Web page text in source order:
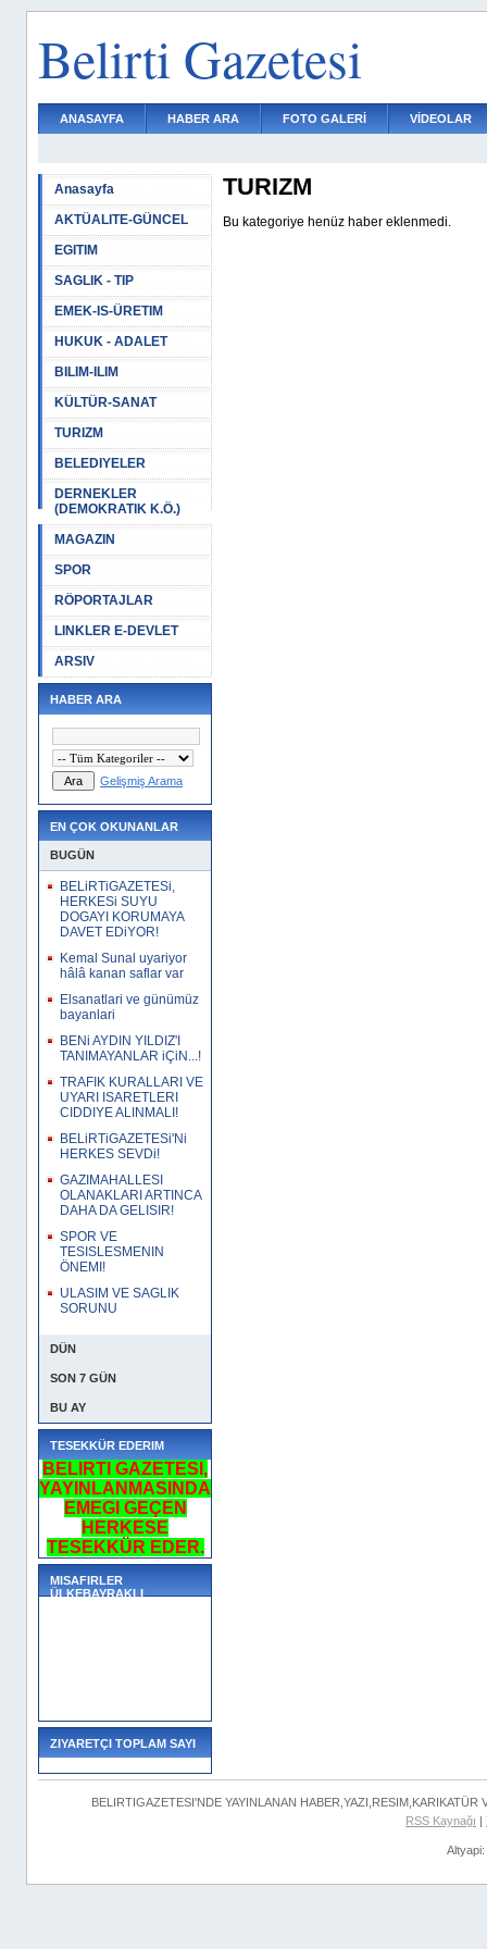
Belirti Gazetesi
ANASAYFA HABER ARA FOTO GALERİ VİDEOLAR
Anasayfa
AKTÜALITE-GÜNCEL
EGITIM
SAGLIK - TIP
EMEK-IS-ÜRETIM
HUKUK - ADALET
BILIM-ILIM
KÜLTÜR-SANAT
TURIZM
BELEDIYELER
DERNEKLER
(DEMOKRATIK K.Ö.)
MAGAZIN
SPOR
RÖPORTAJLAR
LINKLER E-DEVLET
ARSIV
HABER ARA
Gelişmiş Arama
EN ÇOK OKUNANLAR
BUGÜN
BELiRTiGAZETESi,
HERKESi SUYU
DOGAYI KORUMAYA
DAVET EDiYOR!
Kemal Sunal uyariyor
hâlâ kanan saflar var
Elsanatlari ve günümüz
bayanlari
BENi AYDIN YILDIZ'I
TANIMAYANLAR iÇiN...!
TRAFIK KURALLARI VE
UYARI ISARETLERI
CIDDIYE ALINMALI!
BELiRTiGAZETESi'Ni
HERKES SEVDi!
GAZIMAHALLESI
OLANAKLARI ARTINCA
DAHA DA GELISIR!
SPOR VE
TESISLESMENIN
ÖNEMI!
ULASIM VE SAGLIK
SORUNU
DÜN
SON 7 GÜN
BU AY
TESEKKÜR EDERIM
BELIRTI GAZETESI,
YAYINLANMASINDA
EMEGI GEÇEN
HERKESE
TESEKKÜR EDER.
MISAFIRLER
ÜLKEBAYRAKLI
ZIYARETÇI TOPLAM SAYI
TURIZM
Bu kategoriye henüz haber eklenmedi.
BELIRTIGAZETESI'NDE YAYINLANAN
RSS Kaynağı |
Altyapi: